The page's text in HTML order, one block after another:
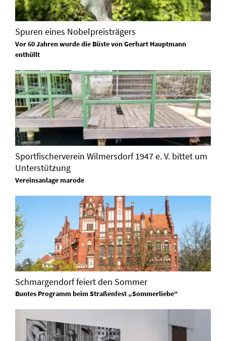
Spuren eines Nobelpreisträgers
Vor 60 Jahren wurde die Büste von Gerhart Hauptmann
enthüllt
Sportfischerverein Wilmersdorf 1947 e. V. bittet um
Unterstützung
Vereinsanlage marode
Schmargendorf feiert den Sommer
Buntes Programm beim Straßenfest „Sommerliebe“